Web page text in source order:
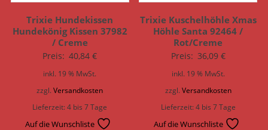
Trixie Hundekissen
Hundekönig Kissen 37982
/ Creme
Preis: 40,84€
inkl. 19 % MwSt.
zzgl.Versandkosten
Lieferzeit:4 bis 7 Tage
Auf die Wunschliste
Trixie Kuschelhöhle Xmas
Höhle Santa 92464 /
Rot/Creme
Preis: 36,09 €
inkl. 19 % MwSt.
zzgl. Versandkosten
Lieferzeit:4 bis 7 Tage
Auf die Wunschliste